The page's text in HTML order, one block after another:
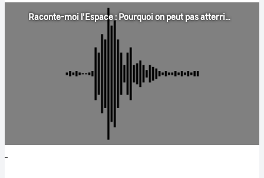
Raconte-moi l'Espace : Pourquoi on peut pas atterrir sur Jupiter ?